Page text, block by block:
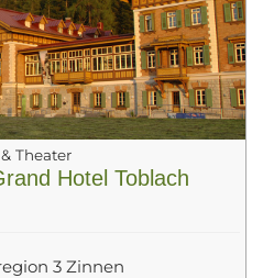
Theater
Hotel Toblach
3 Zinnen